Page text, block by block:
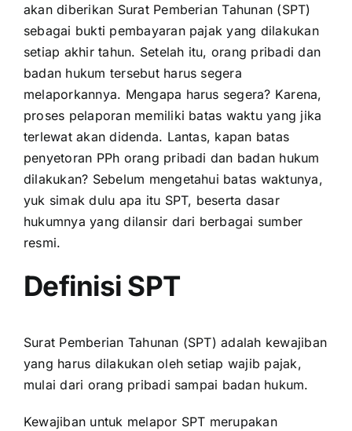
akan diberikan Surat Pemberian Tahunan (SPT)
sebagai bukti pembayaran pajak yang dilakukan
setiap akhir tahun. Setelah itu, orang pribadi dan
badan hukum tersebut harus segera
melaporkannya. Mengapa harus segera? Karena,
proses pelaporan memiliki batas waktu yang jika
terlewat akan didenda. Lantas, kapan batas
penyetoran PPh orang pribadi dan badan hukum
dilakukan? Sebelum mengetahui batas waktunya,
yuk simak dulu apa itu SPT, beserta dasar
hukumnya yang dilansir dari berbagai sumber
resmi.
Definisi SPT
Surat Pemberian Tahunan (SPT) adalah kewajiban
yang harus dilakukan oleh setiap wajib pajak,
mulai dari orang pribadi sampai badan hukum.
Kewajiban untuk melapor SPT merupakan